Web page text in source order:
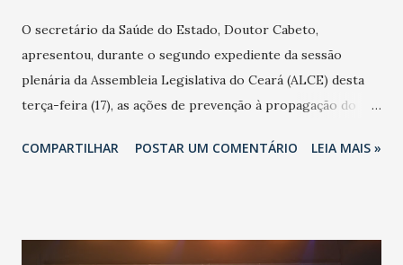
O secretário da Saúde do Estado, Doutor Cabeto,
apresentou, durante o segundo expediente da sessão
plenária da Assembleia Legislativa do Ceará (ALCE) desta
terça-feira (17), as ações de prevenção à propagação do
adotadas pelo Governo do Estado na contenção da
população suspeita e de cuidados com os ambientes
COMPARTILHAR POSTAR UM COMENTÁRIO LEIA MAIS »